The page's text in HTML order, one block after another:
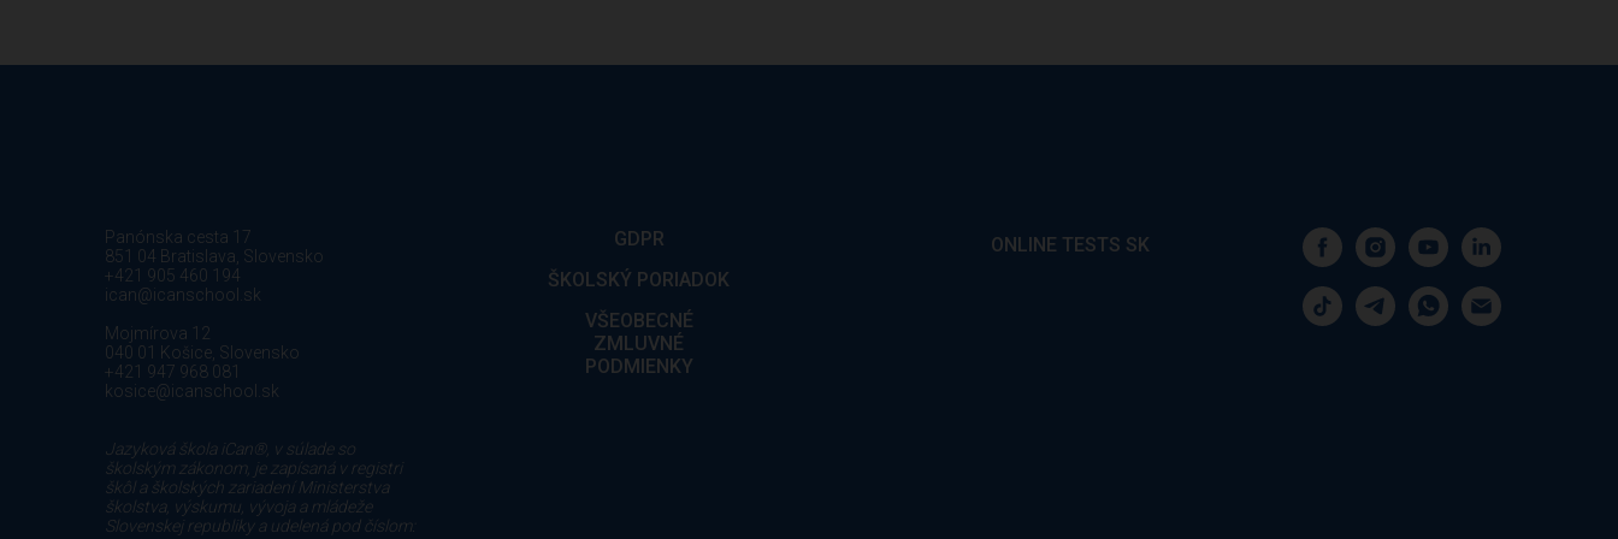
Panónska cesta 17
851 04 Bratislava, Slovensko
+421 905 460 194
ican@icanschool.sk
Mojmírova 12
040 01 Košice, Slovensko
+421 947 968 081
kosice@icanschool.sk
Jazyková škola iCan®, v súlade so
školským zákonom, je zapísaná v registri
škôl a školských zariadení Ministerstva
školstva, výskumu, vývoja a mládeže
Slovenskej republiky a udelená pod číslom:
GDPR
ŠKOLSKÝ PORIADOK
VŠEOBECNÉ
ZMLUVNÉ
PODMIENKY
ONLINE TESTS SK